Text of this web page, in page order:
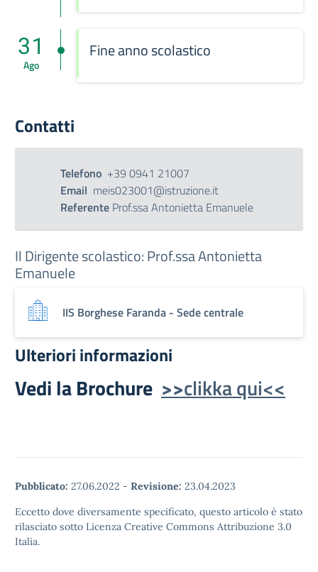
Fine anno scolastico
31
Ago
Contatti
Telefono +39 0941 21007
Email meis023001@istruzione.it
Referente Prof.ssa Antonietta Emanuele
Il Dirigente scolastico: Prof.ssa Antonietta
Emanuele
IIS Borghese Faranda - Sede centrale
Ulteriori informazioni
Vedi la Brochure >>clikka qui<<
Pubblicato: 27.06.2022 - Revisione: 23.04.2023
Eccetto dove diversamente specificato, questo articolo è stato
rilasciato sotto Licenza Creative Commons Attribuzione 3.0
Italia.